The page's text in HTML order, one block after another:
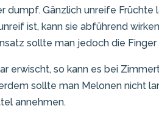
Gänzlich unreife Früchte
ist, kann sie abführend
sollte man jedoch die
erwischt, so kann es bei
sollte man Melonen nicht
annehmen.